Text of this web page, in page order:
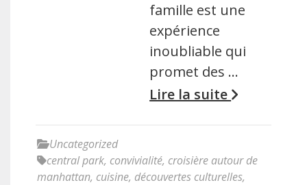
famille est une
expérience
inoubliable qui
promet des …
Lire la suite
Uncategorized
central park, convivialité, croisière autour de
manhattan, cuisine, découvertes culturelles,